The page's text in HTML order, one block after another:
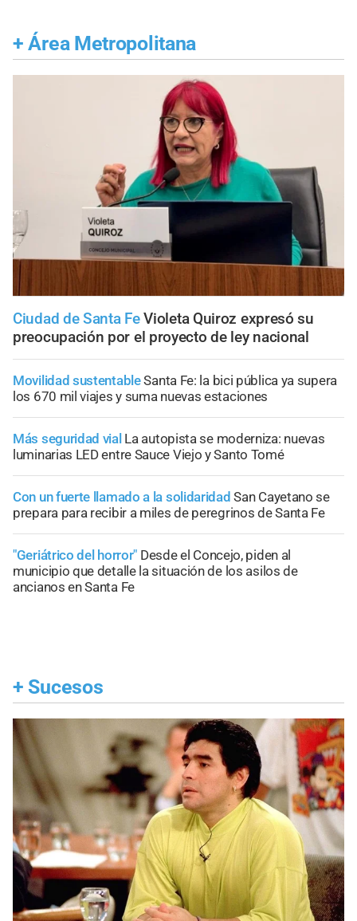
+ Área Metropolitana
Ciudad de Santa Fe Violeta Quiroz expresó su
preocupación por el proyecto de ley nacional
Movilidad sustentableSanta Fe: la bici pública ya supera
los 670 mil viajes y suma nuevas estaciones
Más seguridad vial La autopista se moderniza: nuevas
luminarias LED entre Sauce Viejo y Santo Tomé
Con un fuerte llamado a la solidaridad San Cayetano se
prepara para recibir a miles de peregrinos de Santa Fe
"Geriátrico del horror" Desde el Concejo, piden al
municipio que detalle la situación de los asilos de
ancianos en Santa Fe
+ Sucesos